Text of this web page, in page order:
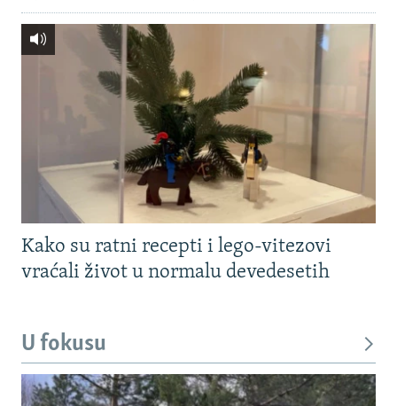
Kako su ratni recepti i lego-vitezovi
vraćali život u normalu devedesetih
U fokusu